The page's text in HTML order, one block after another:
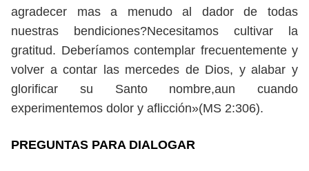
agradecer mas a menudo al dador de todas
nuestras bendiciones?Necesitamos cultivar la
gratitud. Deberíamos contemplar frecuentemente y
volver a contar las mercedes de Dios, y alabar y
glorificar su Santo nombre,aun cuando
experimentemos dolor y aflicción»(MS 2:306).
PREGUNTAS PARA DIALOGAR